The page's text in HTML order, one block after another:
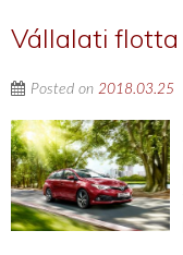
Vállalati flotta
Posted on 2018.03.25